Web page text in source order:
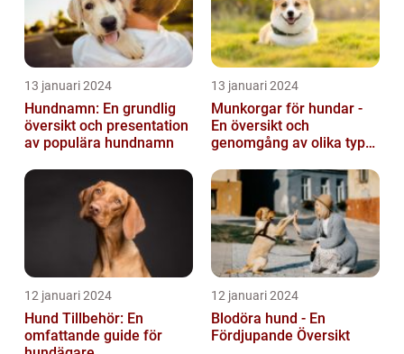
13 januari 2024
Hundnamn: En grundlig
översikt och presentation
av populära hundnamn
13 januari 2024
Munkorgar för hundar -
En översikt och
genomgång av olika typer
och nackde...
12 januari 2024
Hund Tillbehör: En
omfattande guide för
12 januari 2024
Blodöra hund - En
Fördjupande Översikt